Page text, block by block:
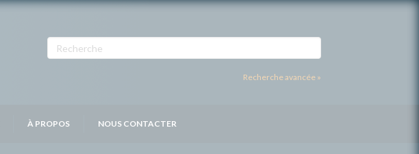
Recherche avancée »
À PROPOS NOUS CONTACTER